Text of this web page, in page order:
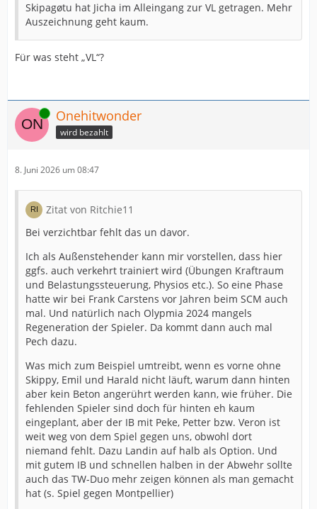
Skipagøtu hat Jicha im Alleingang zur VL getragen. Mehr
Auszeichnung geht kaum.
Für was steht „VL“?
Online Onehitwonder
wird bezahlt
8. Juni 2026 um 08:47
Zitat von Ritchie11
Bei verzichtbar fehlt das un davor.
Ich als Außenstehender kann mir vorstellen, dass hier
ggfs. auch verkehrt trainiert wird (Übungen Kraftraum
und Belastungssteuerung, Physios etc.). So eine Phase
hatte wir bei Frank Carstens vor Jahren beim SCM auch
mal. Und natürlich nach Olypmia 2024 mangels
Regeneration der Spieler. Da kommt dann auch mal
Pech dazu.
Was mich zum Beispiel umtreibt, wenn es vorne ohne
Skippy, Emil und Harald nicht läuft, warum dann hinten
aber kein Beton angerührt werden kann, wie früher. Die
fehlenden Spieler sind doch für hinten eh kaum
eingeplant, aber der IB mit Peke, Petter bzw. Veron ist
weit weg von dem Spiel gegen uns, obwohl dort
niemand fehlt. Dazu Landin auf halb als Option. Und
mit gutem IB und schnellen halben in der Abwehr sollte
auch das TW-Duo mehr zeigen können als man gemacht
hat (s. Spiel gegen Montpellier)